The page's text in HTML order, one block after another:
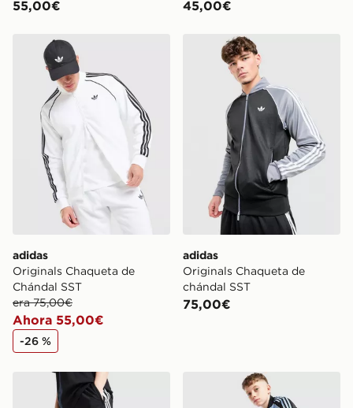
55,00€ 45,00€
adidas Originals Chaqueta de Chándal SST
adidas
Originals Chaqueta de
Chándal SST
era 75,00€
Ahora 55,00€
-26 %
adidas Originals Chaqueta
adidas
Originals Chaqueta de
chándal SST
75,00€
adidas Originals Pantalón de chándal SST júnior
adidas Originals Pantalón